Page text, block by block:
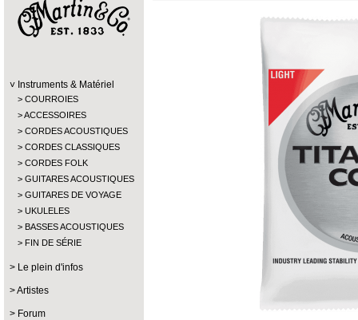
Instruments & Matériel
COURROIES
ACCESSOIRES
CORDES ACOUSTIQUES
CORDES CLASSIQUES
CORDES FOLK
GUITARES ACOUSTIQUES
GUITARES DE VOYAGE
UKULELES
BASSES ACOUSTIQUES
FIN DE SÉRIE
Le plein d'infos
Artistes
Forum